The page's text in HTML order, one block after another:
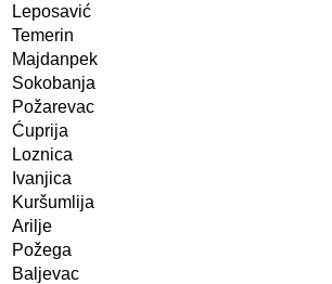
Leposavić
Temerin
Majdanpek
Sokobanja
Požarevac
Ćuprija
Loznica
Ivanjica
Kuršumlija
Arilje
Požega
Baljevac